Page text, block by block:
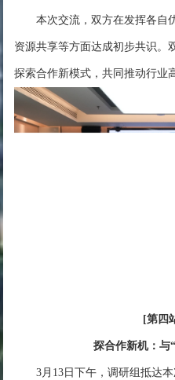
本次交流，双方在发挥各自
资源共享等方面达成初步共识。
探索合作新模式，共同推动行业
[第四
探合作新机：与
3月13日下午，调研组抵达